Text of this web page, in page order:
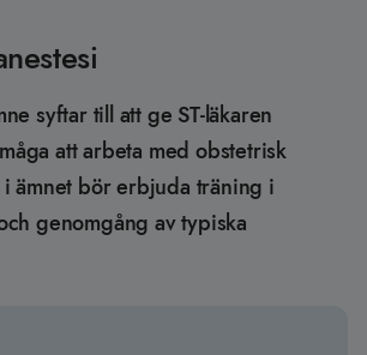
syftar till att ge ST-läkaren
att arbeta med obstetrisk
ämnet bör erbjuda träning i
genomgång av typiska